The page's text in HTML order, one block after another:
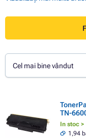
Cel mai bine vândut
TN-
In stoc
1,94